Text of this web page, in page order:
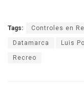
Tags: Controles en
Datamarca Luis
Recreo